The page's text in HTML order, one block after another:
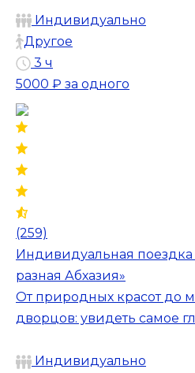
Индивидуально
Другое
3 ч
5000 ₽ за одного
(259)
Индивидуальная поездка
разная Абхазия»
От природных красот до
дворцов: увидеть самое
Индивидуально